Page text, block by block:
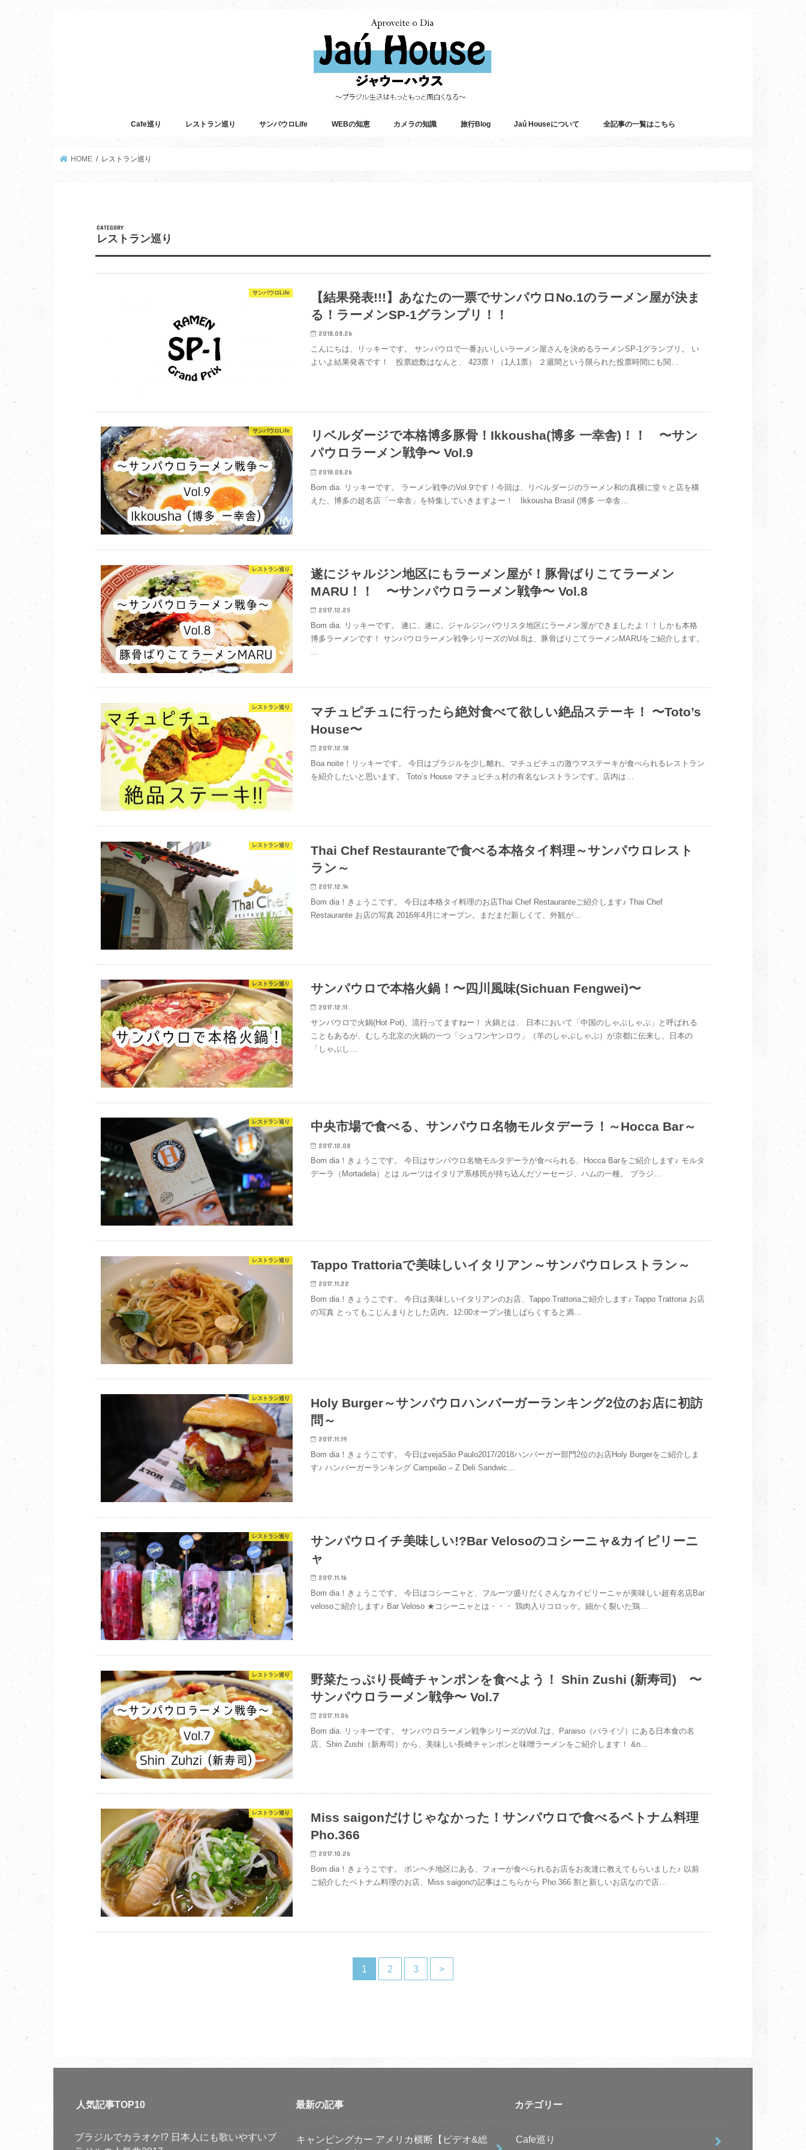
Cafe巡り レストラン巡り サンパウロLife WEBの知恵 カメラの知識 旅行Blog Jaú Houseについて 全記事の一覧はこちら
HOME レストラン巡り
レストラン巡り
サンパウロLife
【結果発表!!!】あなたの一票でサンパウロNo.1のラーメン屋が決ま
る！ラーメンSP-1グランプリ！！
2018.08.26
こんにちは、リッキーです。 サンパウロで一番おいしいラーメン屋さんを決めるラーメンSP-1グランプリ。 い
よいよ結果発表です！ 投票総数はなんと、 423票！（1人1票） ２週間という限られた投票時間にも関…
サンパウロLife
リベルダージで本格博多豚骨！Ikkousha(博多 一幸舎)！！ 〜サン
パウロラーメン戦争〜 Vol.9
2018.08.26
Bom dia. リッキーです。 ラーメン戦争のVol.9です！今回は、リベルダージのラーメン和の真横に堂々と店を構
えた、博多の超名店「一幸舎」を特集していきますよー！ Ikkousha Brasil (博多 一幸舎…
レストラン巡り
遂にジャルジン地区にもラーメン屋が！豚骨ばりこてラーメン
MARU！！ 〜サンパウロラーメン戦争〜 Vol.8
2017.12.25
Bom dia. リッキーです。 遂に、遂に、ジャルジンパウリスタ地区にラーメン屋ができましたよ！！しかも本格
博多ラーメンです！ サンパウロラーメン戦争シリーズのVol.8は、豚骨ばりこてラーメンMARUをご紹介します。
レストラン巡り
マチュピチュに行ったら絶対食べて欲しい絶品ステーキ！ 〜Toto’s
House〜
2017.12.18
Boa noite！リッキーです。 今日はブラジルを少し離れ、マチュピチュの激ウマステーキが食べられるレストラン
を紹介したいと思います。 Toto’s House マチュピチュ村の有名なレストランです。店内は…
レストラン巡り
Thai Chef Restauranteで食べる本格タイ料理～サンパウロレスト
ラン～
2017.12.14
Bom dia！きょうこです。 今日は本格タイ料理のお店Thai Chef Restauranteご紹介します♪ Thai Chef
Restaurante お店の写真 2016年4月にオープン。まだまだ新しくて、外観が…
レストラン巡り サンパウロで本格火鍋！〜四川風味(Sichuan Fengwei)〜
2017.12.11
サンパウロで火鍋(Hot Pot)、流行ってますねー！ 火鍋とは、 日本において「中国のしゃぶしゃぶ」と呼ばれる
こともあるが、むしろ北京の火鍋の一つ「シュワンヤンロウ」（羊のしゃぶしゃぶ）が京都に伝来し、日本の
「しゃぶし…
レストラン巡り 中央市場で食べる、サンパウロ名物モルタデーラ！～Hocca Bar～
2017.12.08
Bom dia！きょうこです。 今日はサンパウロ名物モルタデーラが食べられる、Hocca Barをご紹介します♪ モルタ
デーラ（Mortadela）とは ルーツはイタリア系移民が持ち込んだソーセージ、ハムの一種。 ブラジ…
レストラン巡り Tappo Trattoriaで美味しいイタリアン～サンパウロレストラン～
2017.11.22
Bom dia！きょうこです。 今日は美味しいイタリアンのお店、Tappo Trattoriaご紹介します♪ Tappo Trattoria お店
の写真 とってもこじんまりとした店内。12:00オープン後しばらくすると満…
レストラン巡り
Holy Burger～サンパウロハンバーガーランキング2位のお店に初訪
問～
2017.11.19
Bom dia！きょうこです。 今日はvejaSão Paulo2017/2018ハンバーガー部門2位のお店Holy Burgerをご紹介しま
す♪ ハンバーガーランキング Campeão – Z Deli Sandwic…
レストラン巡り
サンパウロイチ美味しい!?Bar Velosoのコシーニャ&カイピリーニ
ャ
2017.11.16
Bom dia！きょうこです。 今日はコシーニャと、フルーツ盛りだくさんなカイピリーニャが美味しい超有名店Bar
velosoご紹介します♪ Bar Veloso ★コシーニャとは・・・ 鶏肉入りコロッケ。細かく裂いた鶏…
レストラン巡り
野菜たっぷり長崎チャンポンを食べよう！ Shin Zushi (新寿司) 〜
サンパウロラーメン戦争〜 Vol.7
2017.11.06
Bom dia. リッキーです。 サンパウロラーメン戦争シリーズのVol.7は、Paraiso（パライゾ）にある日本食の名
店、Shin Zushi（新寿司）から、美味しい長崎チャンポンと味噌ラーメンをご紹介します！ &n…
レストラン巡り
Miss saigonだけじゃなかった！サンパウロで食べるベトナム料理
Pho.366
2017.10.26
Bom dia！きょうこです。 ボンヘチ地区にある、フォーが食べられるお店をお友達に教えてもらいました♪ 以前
ご紹介したベトナム料理のお店、Miss saigonの記事はこちらから Pho.366 割と新しいお店なので店…
1 2 3 >
人気記事TOP10
ブラジルでカラオケ!? 日本人にも歌いやすいブ
最新の記事
キャンピングカー アメリカ横断【ビデオ&総
カテゴリー
Cafe巡り